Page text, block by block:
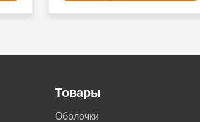
Товары
Оболочки